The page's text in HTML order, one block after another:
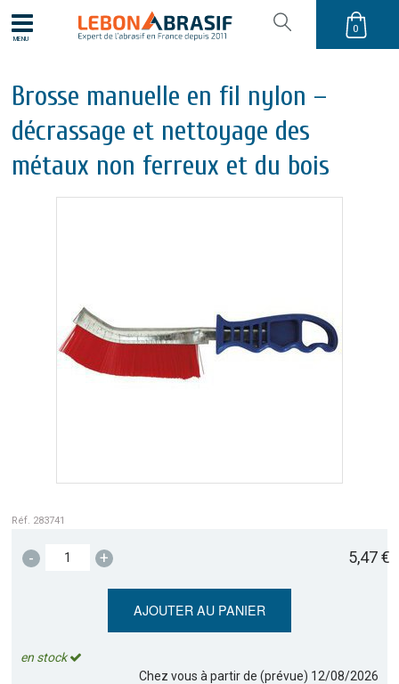
MENU
0
Brosse manuelle en fil nylon –
décrassage et nettoyage des
métaux non ferreux et du bois
Réf. 283741
- + 5,47 €
AJOUTER AU PANIER
en stock
Chez vous à partir de (prévue) 12/08/2026